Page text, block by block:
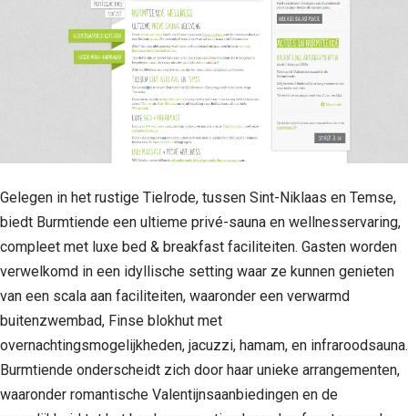
Gelegen in het rustige Tielrode, tussen Sint-Niklaas en Temse,
biedt Burmtiende een ultieme privé-sauna en wellnesservaring,
compleet met luxe bed & breakfast faciliteiten. Gasten worden
verwelkomd in een idyllische setting waar ze kunnen genieten
van een scala aan faciliteiten, waaronder een verwarmd
buitenzwembad, Finse blokhut met
overnachtingsmogelijkheden, jacuzzi, hamam, en infraroodsauna.
Burmtiende onderscheidt zich door haar unieke arrangementen,
waaronder romantische Valentijnsaanbiedingen en de